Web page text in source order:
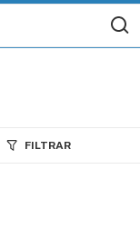
FILTRAR